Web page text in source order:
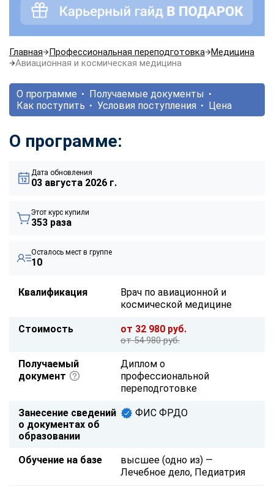
Главная Профессиональная переподготовка Медицина
Авиационная и космическая медицина
О программе
Получаемые документы
Как поступить
Условия поступления Цена
О программе:
Дата обновления
03 августа 2026 г.
Этот курс купили
353 раза
Осталось мест в группе
10
Квалификация
Врач по авиационной и
космической медицине
Стоимость от 32 980 руб.
от 54 980 руб.
Получаемый
документ
Диплом о
профессиональной
переподготовке
Занесение сведений
о документах об
образовании
ФИС ФРДО
Обучение на базе
высшее (одно из) —
Лечебное дело, Педиатрия